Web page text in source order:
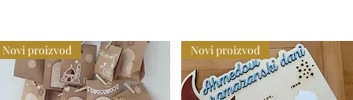
Novi proizvod Novi proizvod